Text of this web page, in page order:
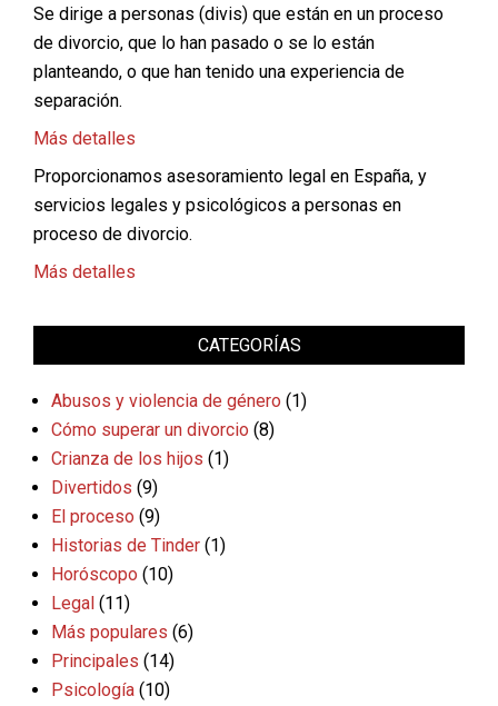
Se dirige a personas (divis) que están en un proceso
de divorcio, que lo han pasado o se lo están
planteando, o que han tenido una experiencia de
separación.
Más detalles
Proporcionamos asesoramiento legal en España, y
servicios legales y psicológicos a personas en
proceso de divorcio.
Más detalles
CATEGORÍAS
Abusos y violencia de género (1)
Cómo superar un divorcio (8)
Crianza de los hijos (1)
Divertidos (9)
El proceso (9)
Historias de Tinder (1)
Horóscopo (10)
Legal (11)
Más populares (6)
Principales (14)
Psicología (10)